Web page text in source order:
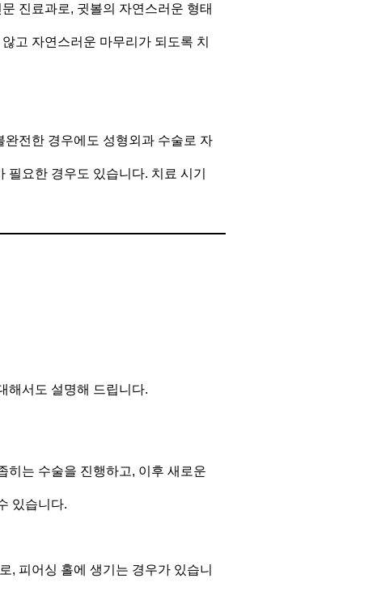
진료과로, 귓볼의 자연스러운 형태
고 자연스러운 마무리가 되도록 치
전한 경우에도 성형외과 수술로 자
요한 경우도 있습니다. 치료 시기
해서도 설명해 드립니다.
히는 수술을 진행하고, 이후 새로운
있습니다.
, 피어싱 홀에 생기는 경우가 있습니